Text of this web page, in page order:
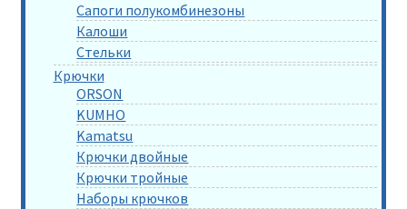
Сапоги полукомбинезоны
Калоши
Стельки
Крючки
ORSON
KUMHO
Kamatsu
Крючки двойные
Крючки тройные
Наборы крючков